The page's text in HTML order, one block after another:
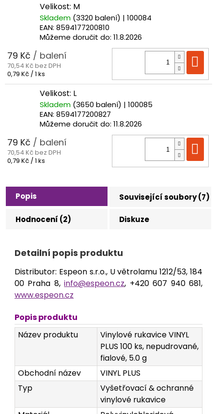
Velikost: M
Skladem (3320 balení) | 100084
EAN: 8594177200810
Můžeme doručit do: 11.8.2026
79 Kč / balení
70,54 Kč bez DPH
Měrná
cena:
0,79 Kč / 1 ks
Velikost: L
Skladem (3650 balení) | 100085
EAN: 8594177200827
Můžeme doručit do: 11.8.2026
79 Kč / balení
70,54 Kč bez DPH
Měrná
0,79 Kč / 1 ks
Popis Související soubory (7)
Hodnocení (2) Diskuze
Detailní popis produktu
Distributor: Espeon s.r.o., U větrolamu 1212/53, 184
00 Praha 8,info@espeon.cz, +420 607 940 681,
www.espeon.cz
Popis produktu
Název produktu
Vinylové rukavice VINYL
PLUS 100 ks, nepudrované,
fialové, 5.0 g
Obchodní název
VINYL PLUS
Typ
Vyšetřovací & ochranné
vinylové rukavice